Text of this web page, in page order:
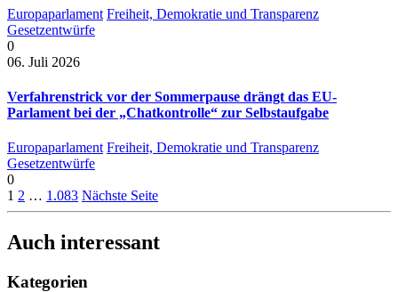
Europaparlament Freiheit, Demokratie und Transparenz
Gesetzentwürfe
0
06. Juli 2026
Verfahrenstrick vor der Sommerpause drängt das EU-
Parlament bei der „Chatkontrolle“ zur Selbstaufgabe
Europaparlament Freiheit, Demokratie und Transparenz
Gesetzentwürfe
0
1 2 … 1.083 Nächste Seite
Auch interessant
Kategorien